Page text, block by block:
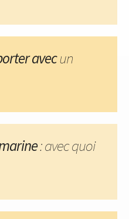
avecun
: avec quoi